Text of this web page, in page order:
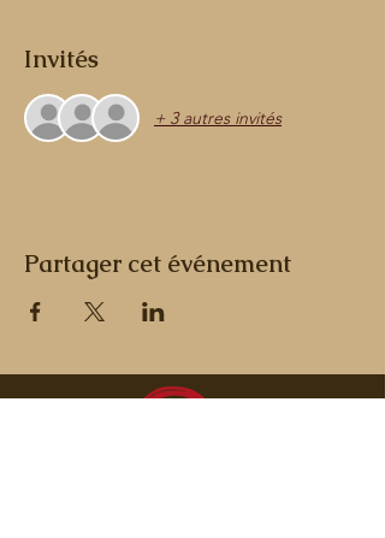
Invités
+ 3 autres invités
Partager cet événement